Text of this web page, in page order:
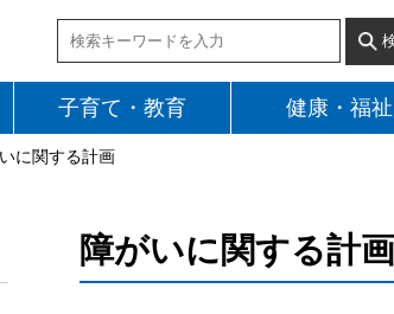
子育て・教育 健康・福祉
に関する計画
障がいに関する計画